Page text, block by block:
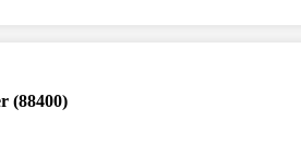
(88400)